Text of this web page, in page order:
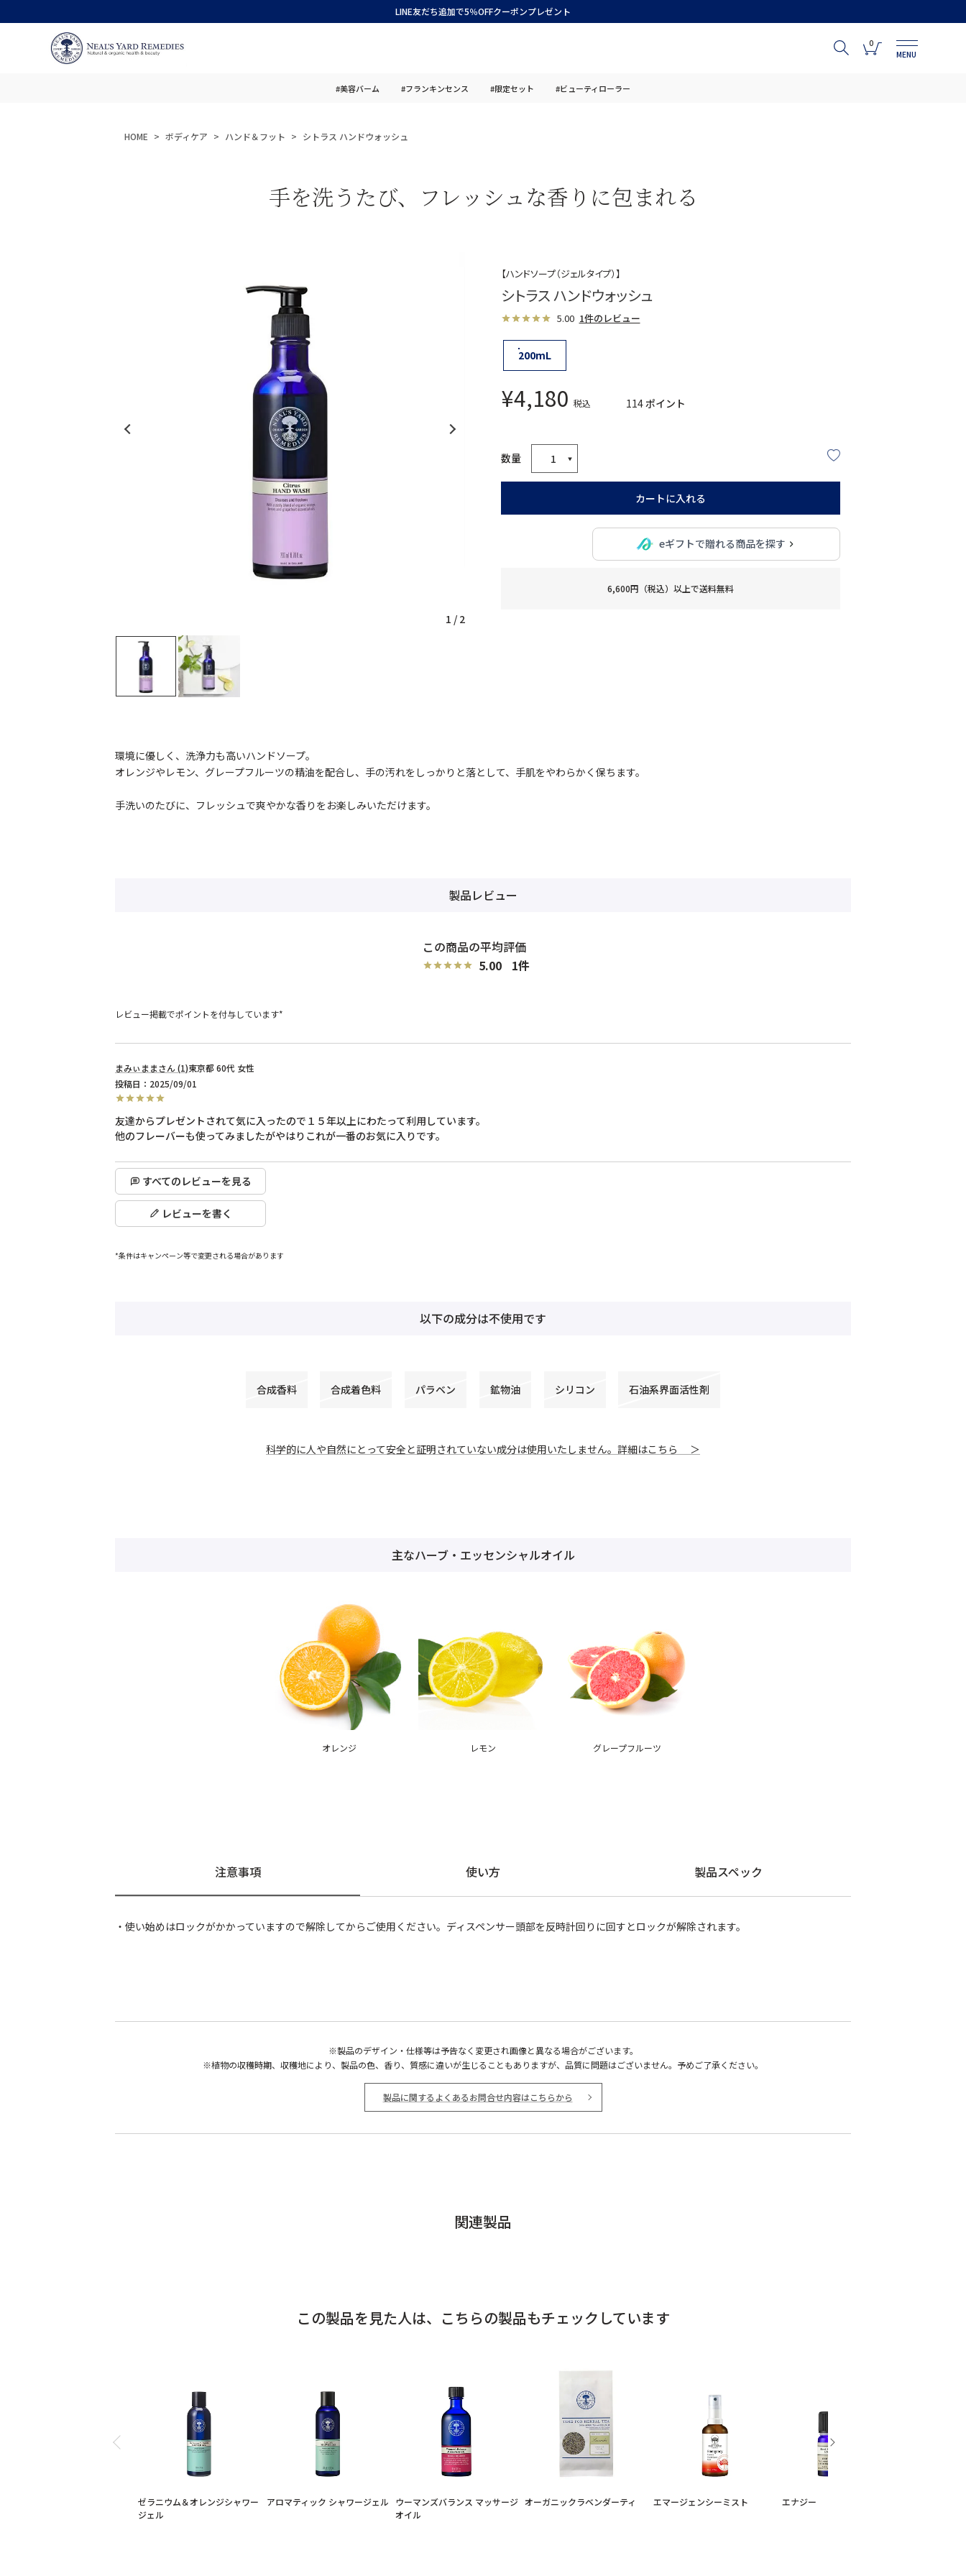
LINE友だち追加で5％OFFクーポンプレゼント
0
MENU
#美容バーム #フランキンセンス #限定セット #ビューティローラー
HOME ボディケア ハンド＆フット シトラス ハンドウォッシュ
手を洗うたび、フレッシュな香りに包まれる
1 / 2
【ハンドソープ（ジェルタイプ）】
シトラス ハンドウォッシュ
5.00 1件のレビュー
200mL
¥4,180 税込 114ポイント
カートに入れる
eギフトで贈れる商品を探す
6,600円（税込）以上で送料無料
環境に優しく、洗浄力も高いハンドソープ。
オレンジやレモン、グレープフルーツの精油を配合し、手の汚れをしっかりと落として、手肌をやわらかく保ちます。
手洗いのたびに、フレッシュで爽やかな香りをお楽しみいただけます。
製品レビュー
5.00 1
レビュー掲載でポイントを付与しています*
まみぃまま 1 東京都 60代 女性
投稿日
2025/09/01
友達からプレゼントされて気に入ったので１５年以上にわたって利用しています。
他のフレーバーも使ってみましたがやはりこれが一番のお気に入りです。
すべてのレビューを見る
レビューを書く
*条件はキャンペーン等で変更される場合があります
以下の成分は不使用です
合成香料 合成着色料 パラベン 鉱物油 シリコン 石油系界面活性剤
科学的に人や自然にとって安全と証明されていない成分は使用いたしません。詳細はこちら ＞
主なハーブ・エッセンシャルオイル
オレンジ レモン グレープフルーツ
注意事項 使い方 製品スペック
・使い始めはロックがかかっていますので解除してからご使用ください。ディスペンサー頭部を反時計回りに回すとロックが解除されます。
※製品のデザイン・仕様等は予告なく変更され画像と異なる場合がございます。
※植物の収穫時期、収穫地により、製品の色、香り、質感に違いが生じることもありますが、品質に問題はございません。予めご了承ください。
製品に関するよくあるお問合せ内容はこちらから
関連製品
この製品を見た人は、 こちらの製品もチェックしています
ゼラニウム＆オレンジシャワー
ジェル
アロマティック シャワージェル
ウーマンズバランス マッサージ
オイル
オーガニックラベンダーティ エマージェンシーミスト エナジー